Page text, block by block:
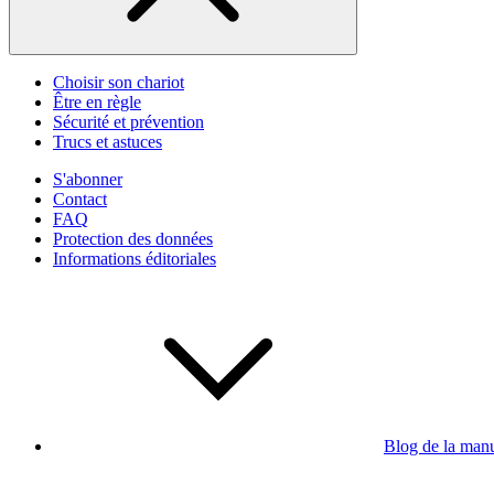
Choisir son chariot
Être en règle
Sécurité et prévention
Trucs et astuces
S'abonner
Contact
FAQ
Protection des données
Informations éditoriales
Blog de la